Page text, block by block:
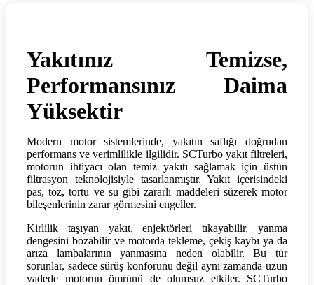
Yakıtınız Temizse,
Performansınız Daima
Yüksektir
Modern motor sistemlerinde, yakıtın saflığı doğrudan
performans ve verimlilikle ilgilidir. SCTurbo yakıt filtreleri,
motorun ihtiyacı olan temiz yakıtı sağlamak için üstün
filtrasyon teknolojisiyle tasarlanmıştır. Yakıt içerisindeki
pas, toz, tortu ve su gibi zararlı maddeleri süzerek motor
bileşenlerinin zarar görmesini engeller.
Kirlilik taşıyan yakıt, enjektörleri tıkayabilir, yanma
dengesini bozabilir ve motorda tekleme, çekiş kaybı ya da
arıza lambalarının yanmasına neden olabilir. Bu tür
sorunlar, sadece sürüş konforunu değil aynı zamanda uzun
vadede motorun ömrünü de olumsuz etkiler. SCTurbo